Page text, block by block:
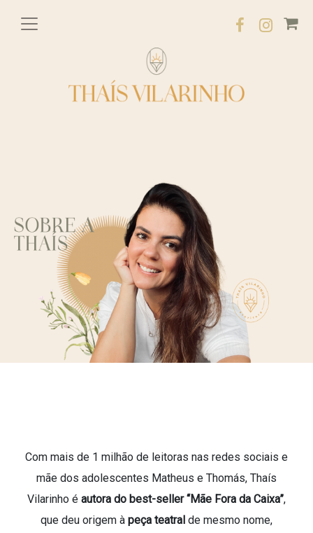
Com mais de 1 milhão de leitoras nas redes sociais e
mãe dos adolescentes Matheus e Thomás, Thaís
Vilarinho é autora do best-seller “Mãe Fora da Caixa”,
que deu origem à peça teatral de mesmo nome,